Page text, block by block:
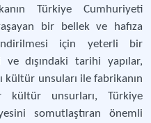
Türkiye Cumhuriyeti
bir bellek ve hafıza
için yeterli bir
ve dışındaki tarihi yapılar,
kültür unsuları ile fabrikanın
unsurları, Türkiye
somutlaştıran önemli